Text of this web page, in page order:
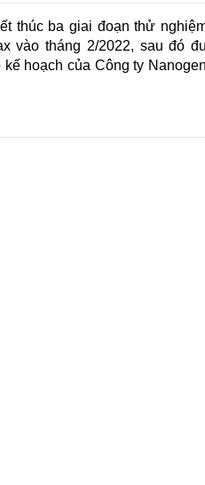
thúc ba giai đoạn thử
vào tháng 2/2022, sau đó
hoạch của Công ty